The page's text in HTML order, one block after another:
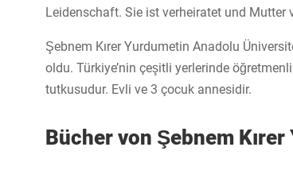
Leidenschaft. Sie ist verheiratet und Mutter
Şebnem Kırer Yurdumetin Anadolu
oldu. Türkiye’nin çeşitli yerlerinde
tutkusudur. Evli ve 3 çocuk annesidir.
Bücher von Şebnem